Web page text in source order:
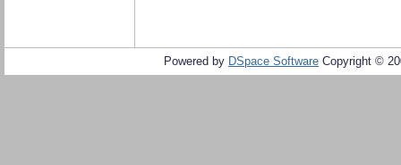
Powered by DSpace Software Copyright ©